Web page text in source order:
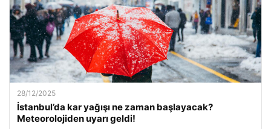
28/12/2025
İstanbul’da kar yağışı ne zaman başlayacak?
Meteorolojiden uyarı geldi!